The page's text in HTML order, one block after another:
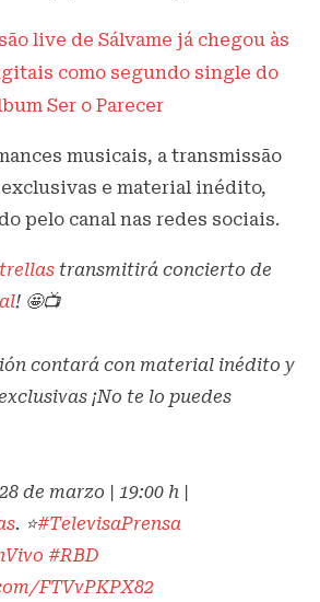
live de Sálvame já chegou às
como segundo single do
Ser o Parecer
musicais, a transmissão
e material inédito,
pelo canal nas redes sociais.
transmitirá concierto de
! 🤩📺
contará con material inédito y
¡No te lo puedes
de marzo | 19:00 h |
. ⭐️#TelevisaPrensa
#RBD
FTVvPKPX82